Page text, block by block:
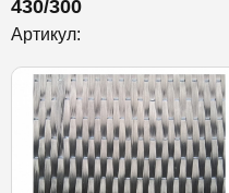
430/300
Артикул: